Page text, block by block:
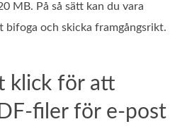
MB. På så sätt kan du vara
bifoga och skicka framgångsrikt.
klick för att
filer för e-post